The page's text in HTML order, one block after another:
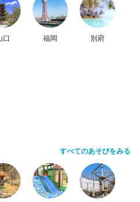
口 福岡 別府
すべてのあそびをみる